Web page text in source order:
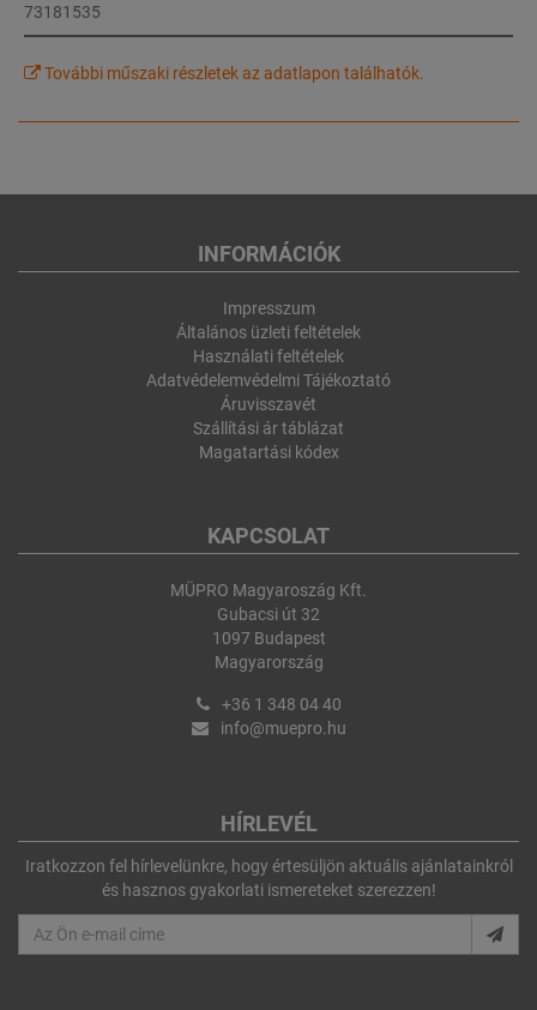
73181535
További műszaki részletek az adatlapon találhatók.
INFORMÁCIÓK
Impresszum
Általános üzleti feltételek
Használati feltételek
Adatvédelemvédelmi Tájékoztató
Áruvisszavét
Szállítási ár táblázat
Magatartási kódex
KAPCSOLAT
MÜPRO Magyaroszág Kft.
Gubacsi út 32
1097 Budapest
Magyarország
+36 1 348 04 40
info@muepro.hu
HÍRLEVÉL
Iratkozzon fel hírlevelünkre, hogy értesüljön aktuális ajánlatainkról
és hasznos gyakorlati ismereteket szerezzen!